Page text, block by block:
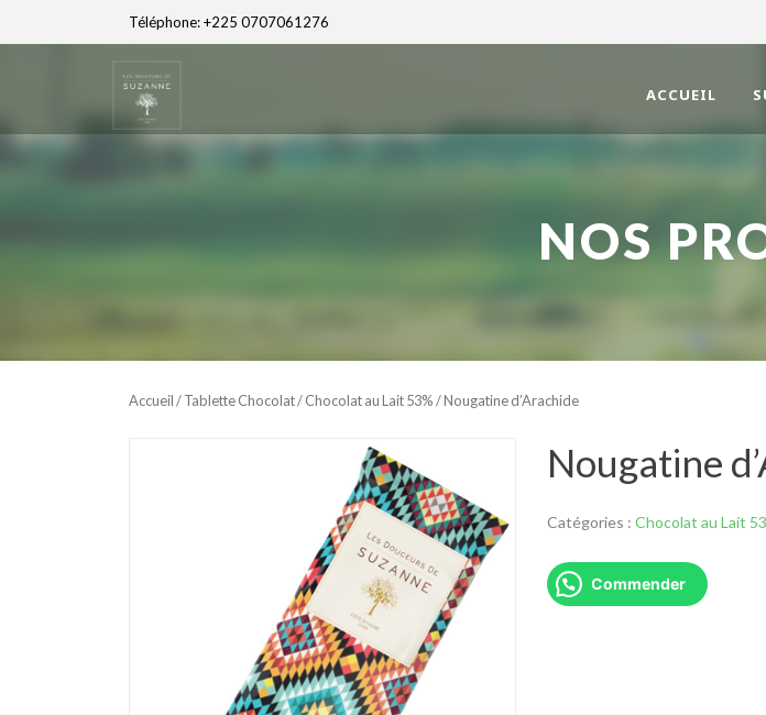
Téléphone: +225 0707061276
ACCUEIL
NOS
Accueil/Tablette Chocolat/Chocolat au Lait 53%/ Nougatine d’Arachide
Nougatine
Catégories : Chocolat au Lait
Commender